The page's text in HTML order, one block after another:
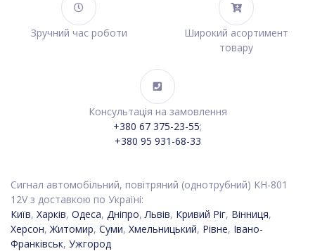
Зручний час роботи
Широкий асортимент
товару
Консультація на замовлення
+380 67 375-23-55;
+380 95 931-68-33
Сигнал автомобільний, повітряний (однотрубний) KH-801
12V з доставкою по Україні:
Київ, Харків, Одеса, Дніпро, Львів, Кривий Ріг, Вінниця,
Херсон, Житомир, Суми, Хмельницький, Рівне, Івано-
Франківськ, Ужгород